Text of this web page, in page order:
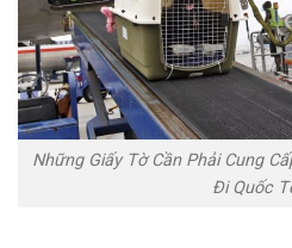
Những Giấy Tờ Cần Phải Cung
Đi Quốc